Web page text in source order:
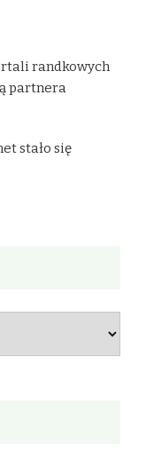
randkowych
partnera
stało się